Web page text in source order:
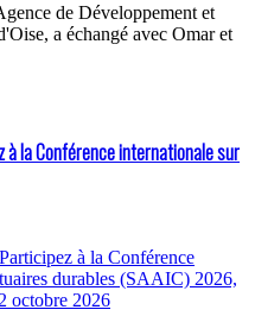
de Développement et
a échangé avec Omar et
à la Conférence internationale sur